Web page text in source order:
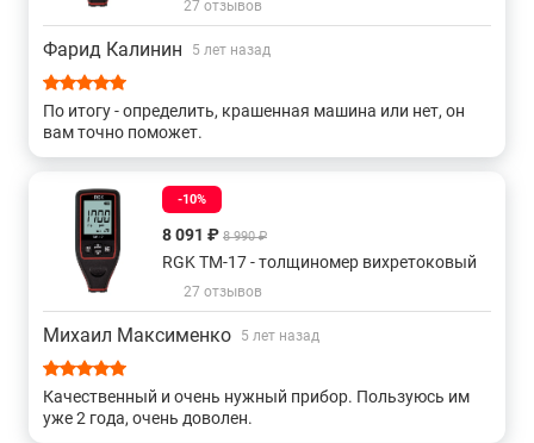
документирование показаний без громоздких бумажных
записей.
Купить вихретоковые толщиномеры, а также получить
консультацию специалистов об особенностях и
преимуществах данного изделия вы можете в нашем
магазине, связавшись с нами по телефону или
непосредственно через сайт – с помощью формы обратной
связи или воспользовавшись чатом с онлайн-
консультантом.
27 отзывов
Фарид Калинин 5 лет назад
По итогу - определить, крашенная машина или нет, он
вам точно поможет.
-10%
8 091 ₽ 8 990 ₽
RGK TM-17 - толщиномер вихретоковый
27 отзывов
Михаил Максименко 5 лет назад
Качественный и очень нужный прибор. Пользуюсь им
уже 2 года, очень доволен.